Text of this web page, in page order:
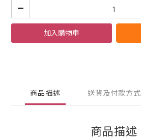
加入購物車
商品描述 送貨及付款方式
商品描述